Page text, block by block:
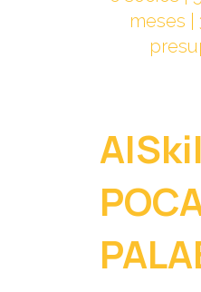
meses |